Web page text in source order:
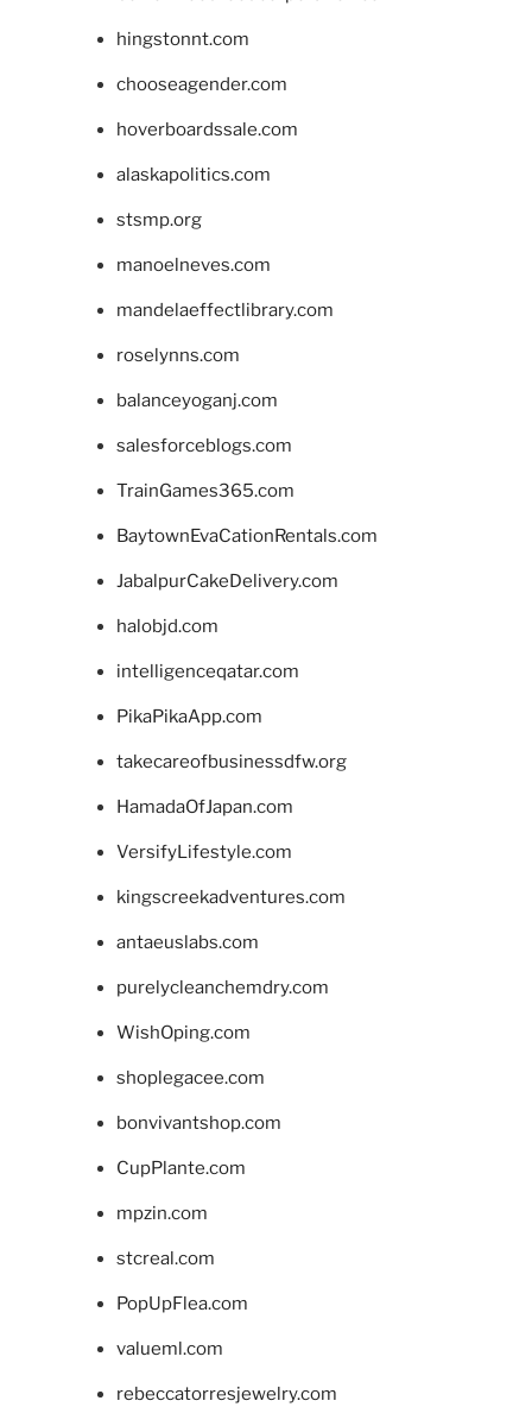
hingstonnt.com
chooseagender.com
hoverboardssale.com
alaskapolitics.com
stsmp.org
manoelneves.com
mandelaeffectlibrary.com
roselynns.com
balanceyoganj.com
salesforceblogs.com
TrainGames365.com
BaytownEvaCationRentals.com
JabalpurCakeDelivery.com
halobjd.com
intelligenceqatar.com
PikaPikaApp.com
takecareofbusinessdfw.org
HamadaOfJapan.com
VersifyLifestyle.com
kingscreekadventures.com
antaeuslabs.com
purelycleanchemdry.com
WishOping.com
shoplegacee.com
bonvivantshop.com
CupPlante.com
mpzin.com
stcreal.com
PopUpFlea.com
valueml.com
rebeccatorresjewelry.com